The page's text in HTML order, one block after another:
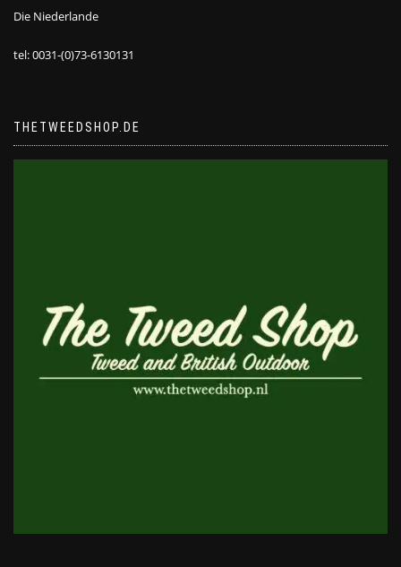
Die Niederlande
tel: 0031-(0)73-6130131
THETWEEDSHOP.DE